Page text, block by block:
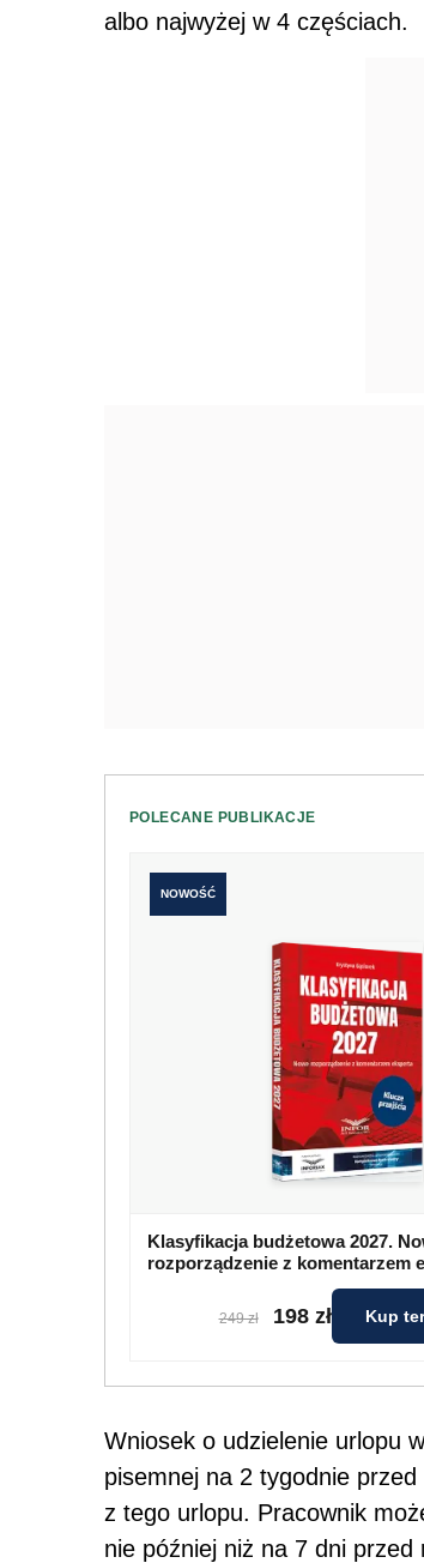
albo najwyżej w 4 częściach.
POLECANE PUBLIKACJE
NOWOŚĆ
Klasyfikacja budżetowa 2027.
rozporządzenie z komentarzem
249 zł 198 zł Kup
Wniosek o udzielenie urlopu
pisemnej na 2 tygodnie
z tego urlopu. Pracownik
nie później niż na 7 dni